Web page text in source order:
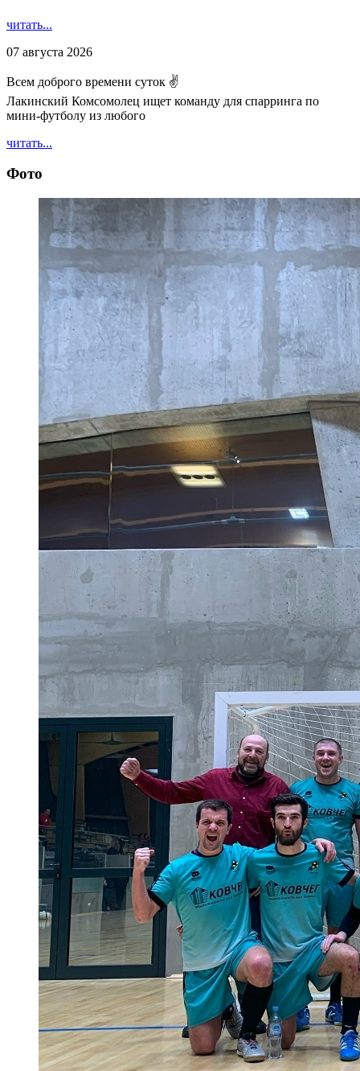
читать...
07 августа 2026
Всем доброго времени суток ✌
Лакинский Комсомолец ищет команду для спарринга по
мини-футболу из любого
читать...
Фото